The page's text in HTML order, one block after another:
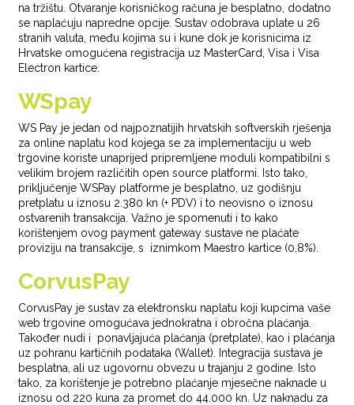
na tržištu. Otvaranje korisničkog računa je besplatno, dodatno
se naplaćuju napredne opcije. Sustav odobrava uplate u 26
stranih valuta, među kojima su i kune dok je korisnicima iz
Hrvatske omogućena registracija uz MasterCard, Visa i Visa
Electron kartice.
WSpay
WS Pay je jedan od najpoznatijih hrvatskih softverskih rješenja
za online naplatu kod kojega se za implementaciju u web
trgovine koriste unaprijed pripremljene moduli kompatibilni s
velikim brojem različitih open source platformi. Isto tako,
priključenje WSPay platforme je besplatno, uz godišnju
pretplatu u iznosu 2.380 kn (+ PDV) i to neovisno o iznosu
ostvarenih transakcija. Važno je spomenuti i to kako
korištenjem ovog payment gateway sustave ne plaćate
proviziju na transakcije, s iznimkom Maestro kartice (0,8%).
CorvusPay
CorvusPay je sustav za elektronsku naplatu koji kupcima vaše
web trgovine omogućava jednokratna i obročna plaćanja.
Također nudi i ponavljajuća plaćanja (pretplate), kao i plaćanja
uz pohranu kartičnih podataka (Wallet). Integracija sustava je
besplatna, ali uz ugovornu obvezu u trajanju 2 godine. Isto
tako, za korištenje je potrebno plaćanje mjesečne naknade u
iznosu od 220 kuna za promet do 44.000 kn. Uz naknadu za